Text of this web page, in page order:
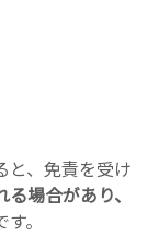
と、免責を受け
場合があり、
。